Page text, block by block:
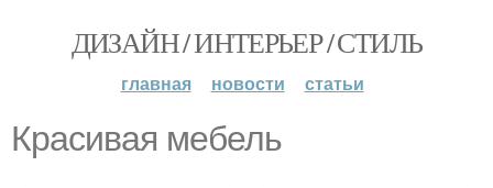
ДИЗАЙН / ИНТЕРЬЕР / СТИЛЬ
главная новости статьи
Красивая мебель